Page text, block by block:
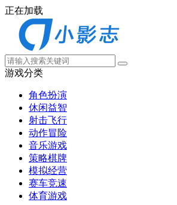
正在加载
游戏分类
角色扮演
休闲益智
射击飞行
动作冒险
音乐游戏
策略棋牌
模拟经营
赛车竞速
体育游戏